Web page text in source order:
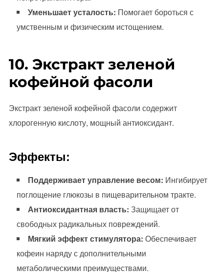
Уменьшает усталость: Помогает бороться с
умственным и физическим истощением.
10. Экстракт зеленой
кофейной фасоли
Экстракт зеленой кофейной фасоли содержит
хлорогенную кислоту, мощный антиоксидант.
Эффекты:
Поддерживает управление весом: Ингибирует
поглощение глюкозы в пищеварительном тракте.
Антиоксидантная власть: Защищает от
свободных радикальных повреждений.
Мягкий эффект стимулятора: Обеспечивает
кофеин наряду с дополнительными
метаболическими преимуществами.